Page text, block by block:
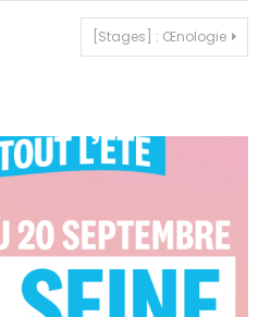
[Stages] : Œnologie